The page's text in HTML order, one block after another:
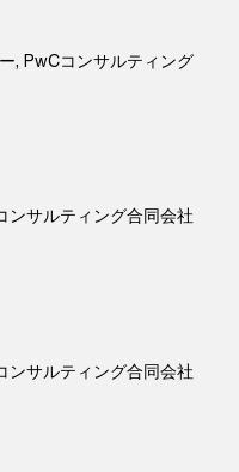
, PwCコンサルティング
ンサルティング合同会社
ンサルティング合同会社